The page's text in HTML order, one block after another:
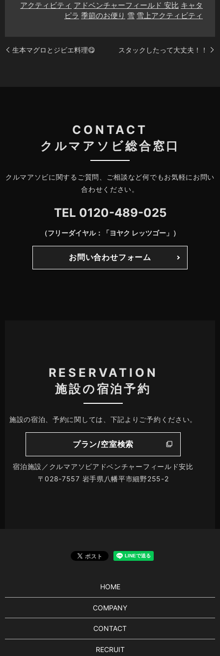
アクティビティ アドベンチャーフィールド 安比 キャタ
ピラ 季節のお便り 雪 雪上アクティビティ
生本マグロとジビエ料理😋 スタックしたって大丈夫！！
CONTACT
クルマアソビ総合窓口
クルマアソビに関するご質問、ご相談など何でもお気軽にお問い
合わせください。
TEL 0120-489-025
（フリーダイヤル：「ヨヤク レッツゴー」）
お問い合わせフォーム
RESERVATION
施設の宿泊予約
施設の宿泊、予約に関しては、下記よりご予約ください。
プラン/空室検索
宿泊施設／クルマアソビアドベンチャーフィールド安比
〒028-7557 岩手県八幡平市細野255-2
HOME
COMPANY
CONTACT
RECRUIT